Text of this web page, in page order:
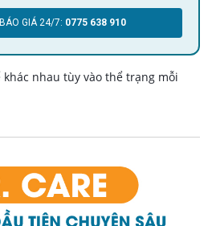
BÁO GIÁ 24/7: 0775 638 910
nhau tùy vào thể trạng mỗi